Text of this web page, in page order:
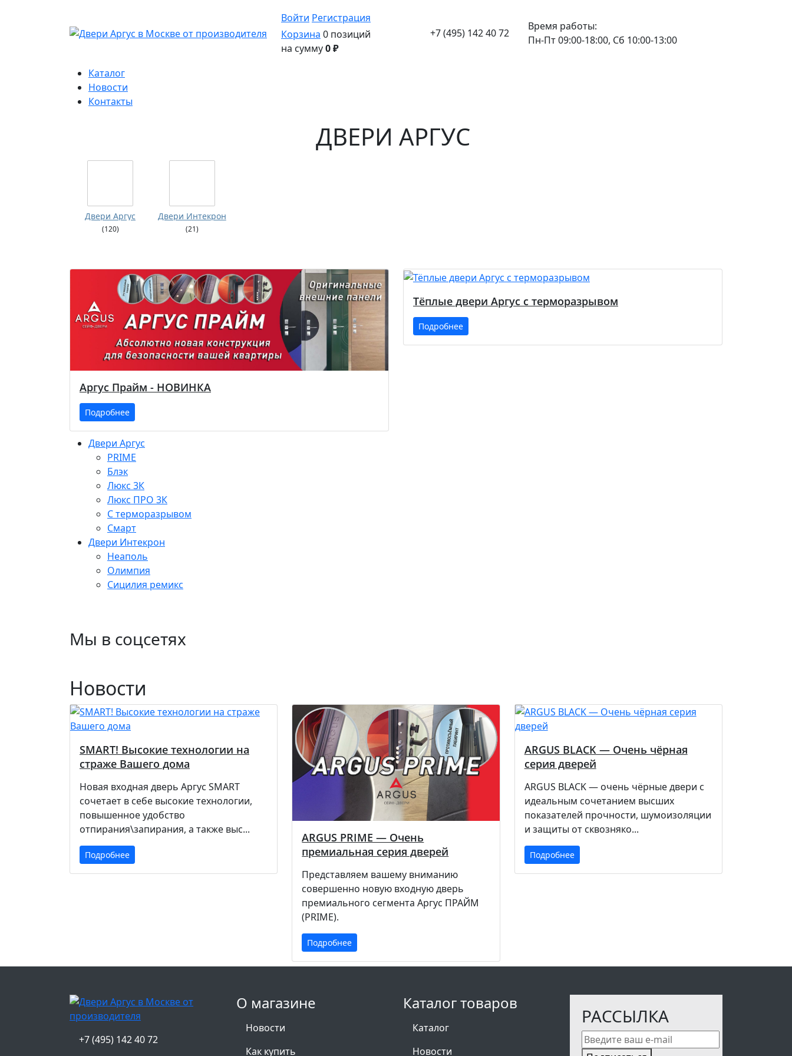
Войти Регистрация
Корзина 0 позиций
на сумму0 ₽
+7 (495) 142 40 72
Время работы:
Пн-Пт 09:00-18:00, Сб 10:00-13:00
Каталог
Новости
Контакты
ДВЕРИ АРГУС
Двери Аргус
(120)
Двери Интекрон
(21)
Аргус Прайм - НОВИНКА
Подробнее
Тёплые двери Аргус с терморазрывом
Подробнее
Двери Аргус
PRIME
Блэк
Люкс 3К
Люкс ПРО 3К
С терморазрывом
Смарт
Двери Интекрон
Неаполь
Олимпия
Сицилия ремикс
Мы в соцсетях
Новости
SMART! Высокие технологии на
страже Вашего дома
Новая входная дверь Аргус SMART
сочетает в себе высокие технологии,
повышенное удобство
отпирания\запирания, а также выс...
Подробнее
ARGUS PRIME — Очень
премиальная серия дверей
Представляем вашему вниманию
совершенно новую входную дверь
премиального сегмента Аргус ПРАЙМ
(PRIME).
Подробнее
ARGUS BLACK — Очень чёрная
серия дверей
ARGUS BLACK — очень чёрные двери с
идеальным сочетанием высших
показателей прочности, шумоизоляции
и защиты от сквозняко...
Подробнее
О магазине
Новости
Как купить
Каталог товаров
Каталог
Новости
РАССЫЛКА
+7 (495) 142 40 72